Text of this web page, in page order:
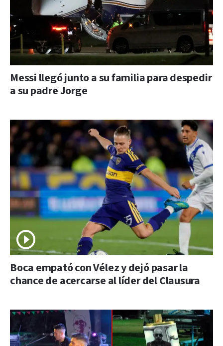
Messi llegó junto a su familia para despedir
a su padre Jorge
Boca empató con Vélez y dejó pasar la
chance de acercarse al líder del Clausura